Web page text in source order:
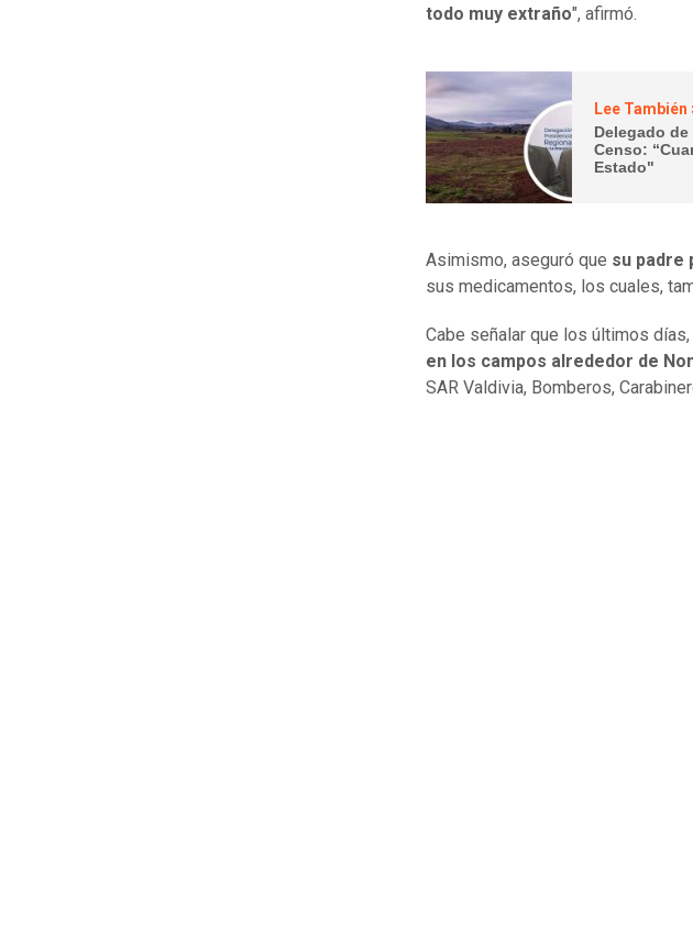
todo muy extraño", afirmó.
Lee También
Delegado
Censo:
Estado"
Asimismo, aseguró que su padre
sus medicamentos, los cuales,
Cabe señalar que los últimos
en los campos alrededor de
SAR Valdivia, Bomberos,